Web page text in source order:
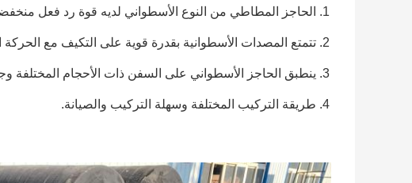
1. الحاجز المطاطي من النوع الأسطواني لديه قوة رد فعل منخفضة ، ضغط سطح مناسب وامتصاص معقول.
2. تتمتع المصدات الأسطوانية بقدرة قوية على التكيف مع الحركة الطولية والعرضية للسفن أثناء الرسو.
3. ينطبق الحاجز الأسطواني على السفن ذات الأحجام المختلفة وجميع أنواع الأرصفة.
4. طريقة التركيب المختلفة وسهلة التركيب والصيانة.